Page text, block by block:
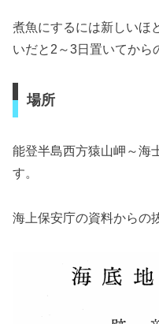
煮魚にするには新しいほ
いだと2～3日置いてから
場所
能登半島西方猿山岬～海
す。
海上保安庁の資料からの